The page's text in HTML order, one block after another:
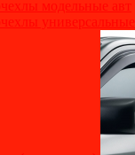
модельные авт
универсальные